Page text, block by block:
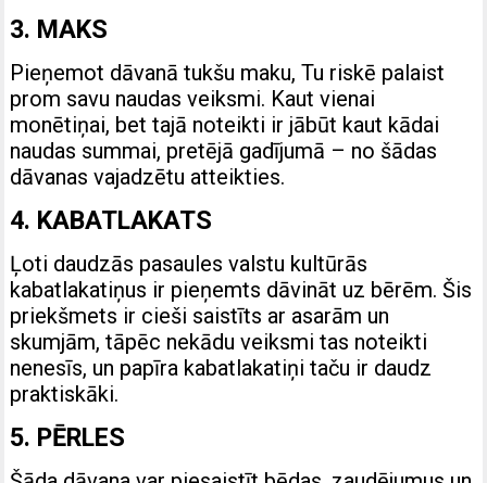
3. MAKS
Pieņemot dāvanā tukšu maku, Tu riskē palaist
prom savu naudas veiksmi. Kaut vienai
monētiņai, bet tajā noteikti ir jābūt kaut kādai
naudas summai, pretējā gadījumā – no šādas
dāvanas vajadzētu atteikties.
4. KABATLAKATS
Ļoti daudzās pasaules valstu kultūrās
kabatlakatiņus ir pieņemts dāvināt uz bērēm. Šis
priekšmets ir cieši saistīts ar asarām un
skumjām, tāpēc nekādu veiksmi tas noteikti
nenesīs, un papīra kabatlakatiņi taču ir daudz
praktiskāki.
5. PĒRLES